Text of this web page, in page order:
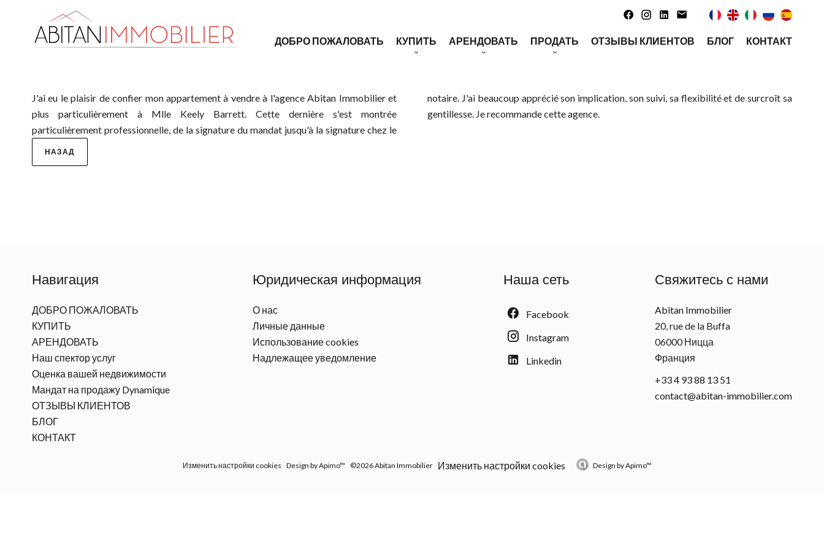
ДОБРО ПОЖАЛОВАТЬ
КУПИТЬ
Здания
АРЕНДОВАТЬ
ПРОДАТЬ
Мандат на продажу Dynamique
ОТЗЫВЫ КЛИЕНТОВ БЛОГ КОНТАКТ
J'ai eu le plaisir de confier mon appartement à vendre à l'agence Abitan Immobilier et
plus particulièrement à Mlle Keely Barrett. Cette dernière s'est montrée
particulièrement professionnelle, de la signature du mandat jusqu'à la signature chez le
notaire. J'ai beaucoup apprécié son implication, son suivi, sa flexibilité et de surcroît sa
gentillesse. Je recommande cette agence.
НАЗАД
Навигация
ДОБРО ПОЖАЛОВАТЬ
КУПИТЬ
АРЕНДОВАТЬ
Наш спектор услуг
Оценка вашей недвижимости
Мандат на продажу Dynamique
ОТЗЫВЫ КЛИЕНТОВ
БЛОГ
КОНТАКТ
Юридическая информация
О нас
Личные данные
Использование cookies
Надлежащее уведомление
Наша сеть
Facebook
Instagram
Linkedin
Свяжитесь с нами
Abitan Immobilier
20, rue de la Buffa
06000Ницца
Франция
+33 4 93 88 13 51
contact@abitan-immobilier.com
Изменить настройки cookies Design byApimo™ ©2026 Abitan Immobilier Изменить настройки cookies Design byApimo™